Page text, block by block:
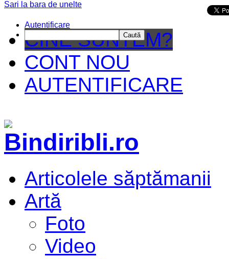
CINE SUNTEM?
CONT NOU
AUTENTIFICARE
Articolele săptămanii
Artă
Foto
Video
Sari la bara de unelte
Autentificare
Caută